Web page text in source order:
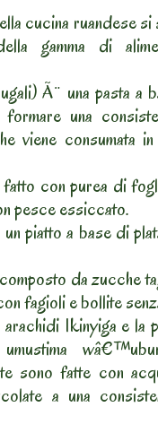
cucina ruandese si
gamma di
Ã¨ una pasta a
una
viene consumata
con purea di
pesce essiccato.
piatto a base di
da zucche
fagioli e bollite
Ikinyiga e la
sono fatte con
a una